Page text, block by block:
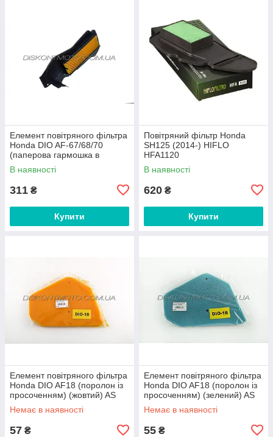
Елемент повітряного фільтра
Honda DIO AF-67/68/70
(паперова гармошка в
пластику) KOMATCU
В наявності
311 ₴
Купити
Повітряний фільтр Honda
SH125 (2014-) HIFLO
HFA1120
В наявності
620 ₴
Купити
Елемент повітряного фільтра
Honda DIO AF18 (поролон із
просоченням) (жовтий) AS
Немає в наявності
57 ₴
Елемент повітряного фільтра
Honda DIO AF18 (поролон із
просоченням) (зелений) AS
Немає в наявності
55 ₴